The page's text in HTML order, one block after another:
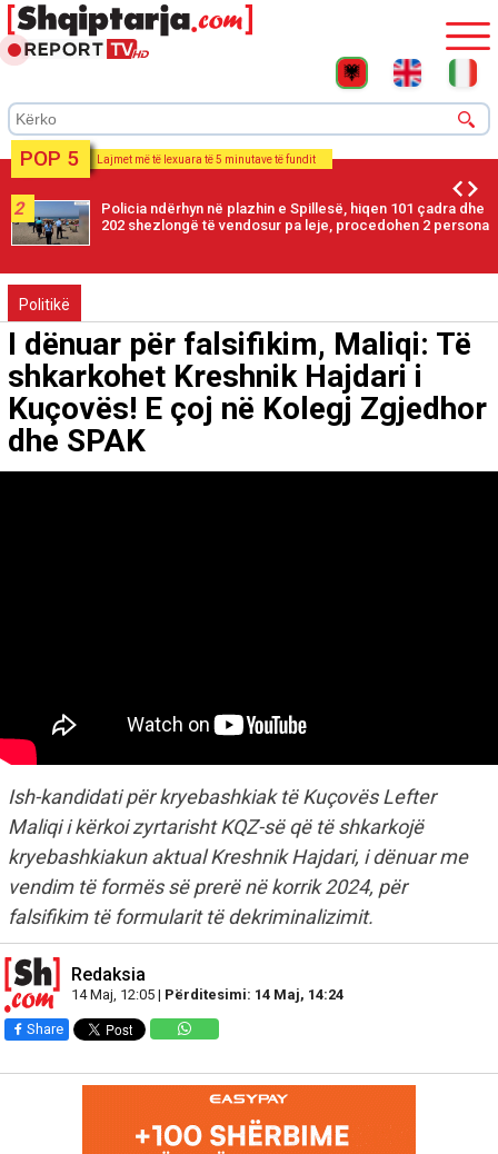
POP 5 Lajmet më të lexuara të 5 minutave të fundit
2
Policia ndërhyn në plazhin e Spillesë, hiqen 101 çadra dhe
202 shezlongë të vendosur pa leje, procedohen 2 persona
Politikë
I dënuar për falsifikim, Maliqi: Të
shkarkohet Kreshnik Hajdari i
Kuçovës! E çoj në Kolegj Zgjedhor
dhe SPAK
Ish-kandidati për kryebashkiak të Kuçovës Lefter
Maliqi i kërkoi zyrtarisht KQZ-së që të shkarkojë
kryebashkiakun aktual Kreshnik Hajdari, i dënuar me
vendim të formës së prerë në korrik 2024, për
falsifikim të formularit të dekriminalizimit.
Redaksia
14 Maj, 12:05 | Përditesimi: 14 Maj, 14:24
Share